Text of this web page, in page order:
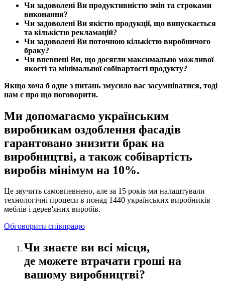
Чи задоволені Ви продуктивністю змін та строками
виконання?
Чи задоволені Ви якістю продукції, що випускається
та кількістю рекламацій?
Чи задоволені Ви поточною кількістю виробничого
браку?
Чи впевнені Ви, що досягли максимально можливої
якості та мінімальної собівартості продукту?
Якщо хоча б одне з питань змусило вас засумніватися, тоді
нам є про що поговорити.
Ми допомагаємо українським
виробникам оздоблення фасадів
гарантовано знизити брак на
виробництві, а також собівартість
виробів мінімум на 10%.
Це звучить самовпевнено, але за 15 років ми налаштували
технологічні процеси в понад 1440 українських виробників
меблів і дерев'яних виробів.
Обговорити співпрацю
Чи знаєте ви всі місця,
де можете втрачати гроші на
вашому виробництві?